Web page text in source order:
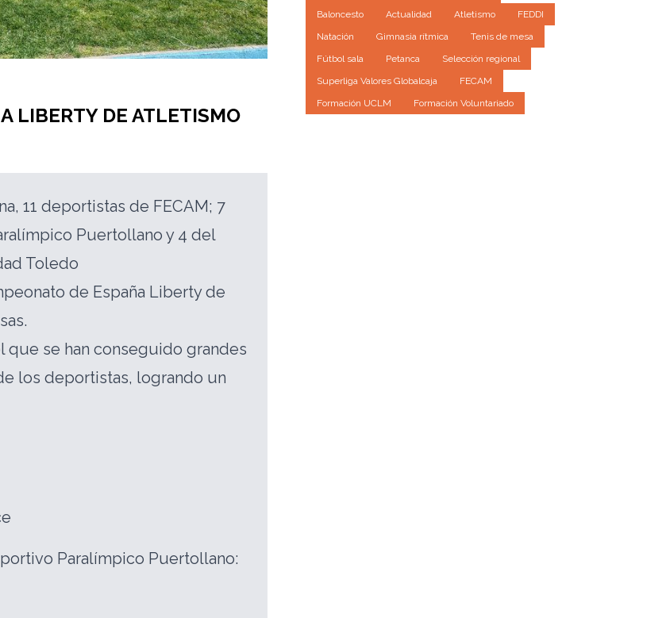
LIBERTY DE ATLETISMO
11 deportistas de FECAM; 7
Puertollano y 4 del
Toledo
de España Liberty de
que se han conseguido grandes
los deportistas, logrando un
Paralímpico Puertollano:
Baloncesto
Actualidad Atletismo
FEDDI
Natación
Gimnasia rítmica
Tenis de mesa
Fútbol sala
Petanca
Selección regional
Superliga Valores Globalcaja
FECAM
Formación UCLM
Formación Voluntariado